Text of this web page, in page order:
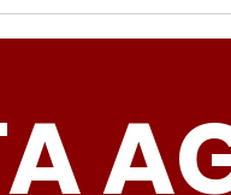
deve
dignità”